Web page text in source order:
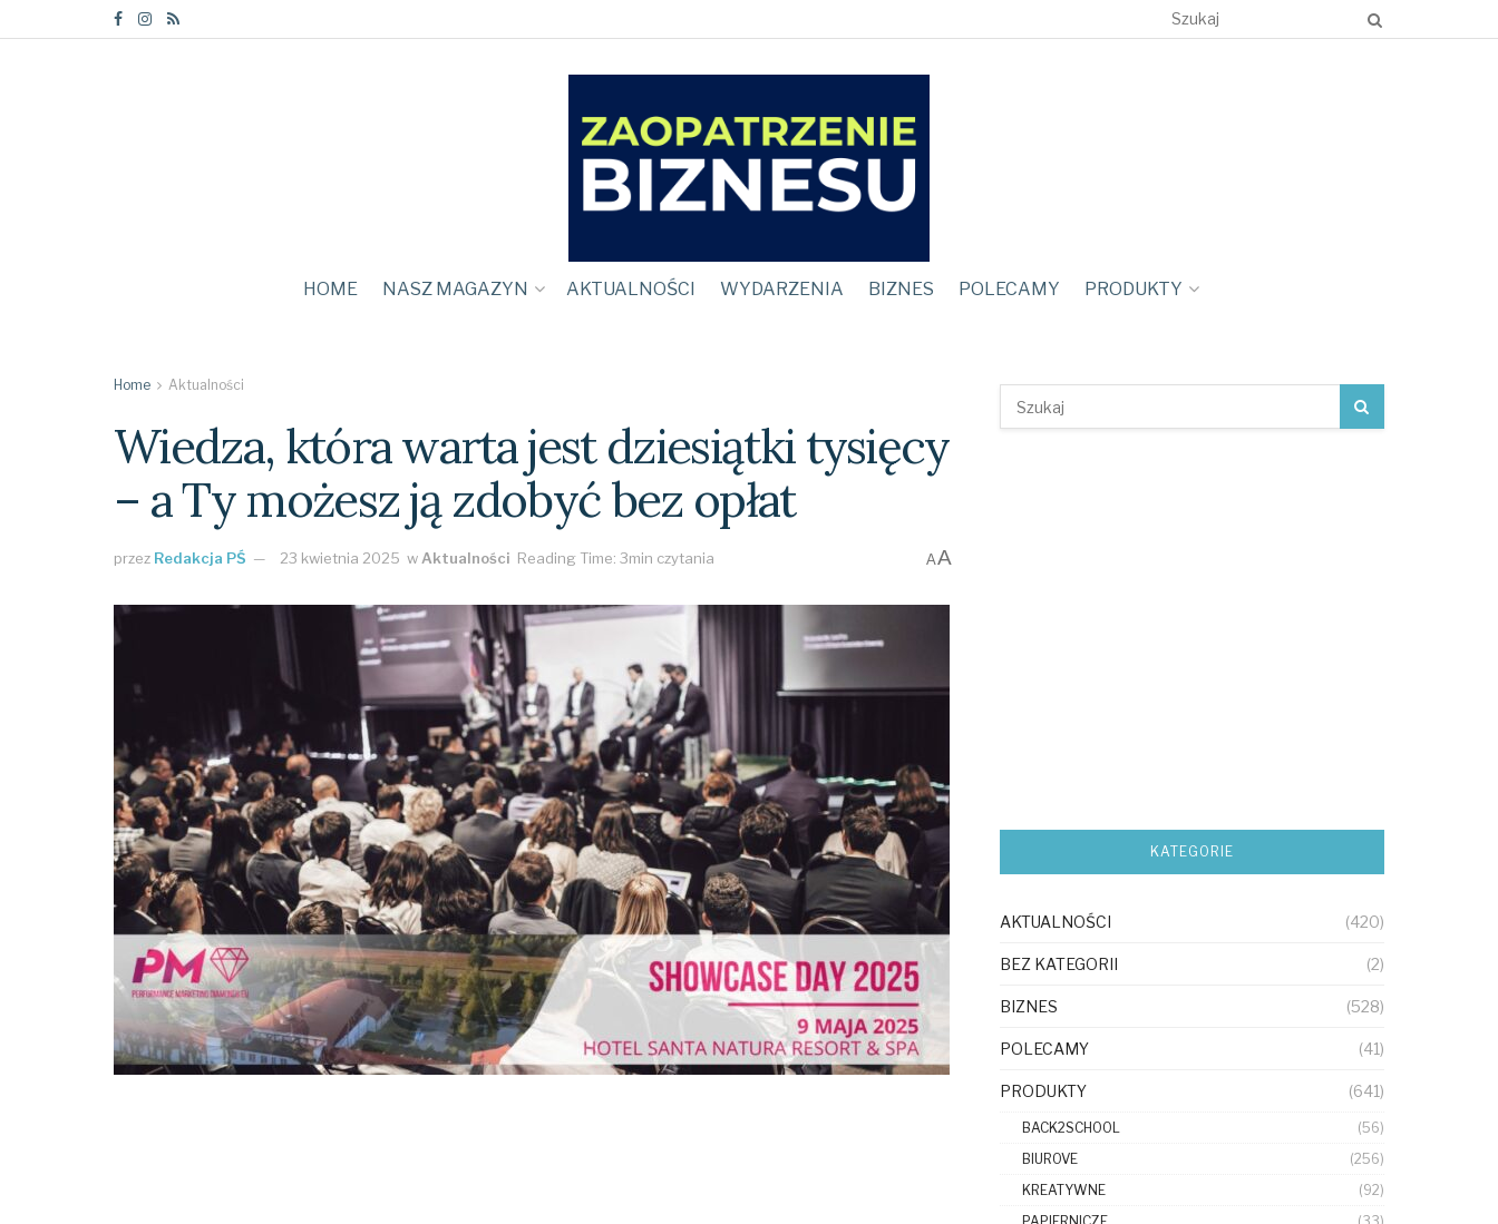
HOME NASZ MAGAZYN AKTUALNOŚCI WYDARZENIA BIZNES POLECAMY PRODUKTY
Home Aktualności
Wiedza, która warta jest dziesiątki tysięcy
– a Ty możesz ją zdobyć bez opłat
przez Redakcja PŚ 23 kwietnia 2025 wAktualności Reading Time: 3min czytania AA
KATEGORIE
AKTUALNOŚCI (420)
BEZ KATEGORII (2)
BIZNES (528)
POLECAMY (41)
PRODUKTY (641)
BACK2SCHOOL
(56)
BIUROVE
(256)
KREATYWNE
(92)